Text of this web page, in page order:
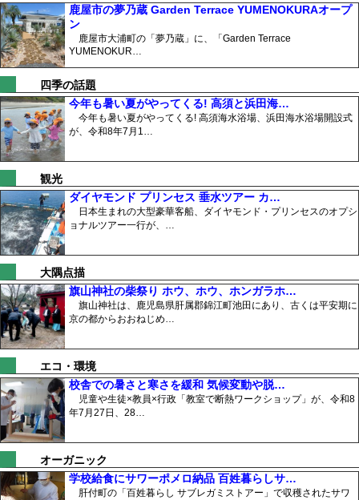
鹿屋市の夢乃蔵 Garden Terrace YUMENOKURAオープ
ン
鹿屋市大浦町の「夢乃蔵」に、「Garden Terrace
YUMENOKUR…
四季の話題
今年も暑い夏がやってくる! 高須と浜田海…
今年も暑い夏がやってくる! 高須海水浴場、浜田海水浴場開設式
が、令和8年7月1…
観光
ダイヤモンド プリンセス 垂水ツアー カ…
日本生まれの大型豪華客船、ダイヤモンド・プリンセスのオプシ
ョナルツアー一行が、…
大隅点描
旗山神社の柴祭り ホウ、ホウ、ホンガラホ…
旗山神社は、鹿児島県肝属郡錦江町池田にあり、古くは平安期に
京の都からおおねじめ…
エコ・環境
校舎での暑さと寒さを緩和 気候変動や脱…
児童や生徒×教員×行政「教室で断熱ワークショップ」が、令和8
年7月27日、28…
オーガニック
学校給食にサワーポメロ納品 百姓暮らしサ…
肝付町の「百姓暮らし サブレガミストアー」で収穫されたサワ